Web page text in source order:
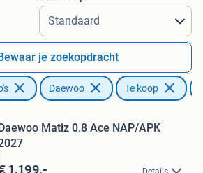
Alle afstanden…
je zoekopdracht
Daewoo Te koop
Matiz 0.8 Ace NAP/APK